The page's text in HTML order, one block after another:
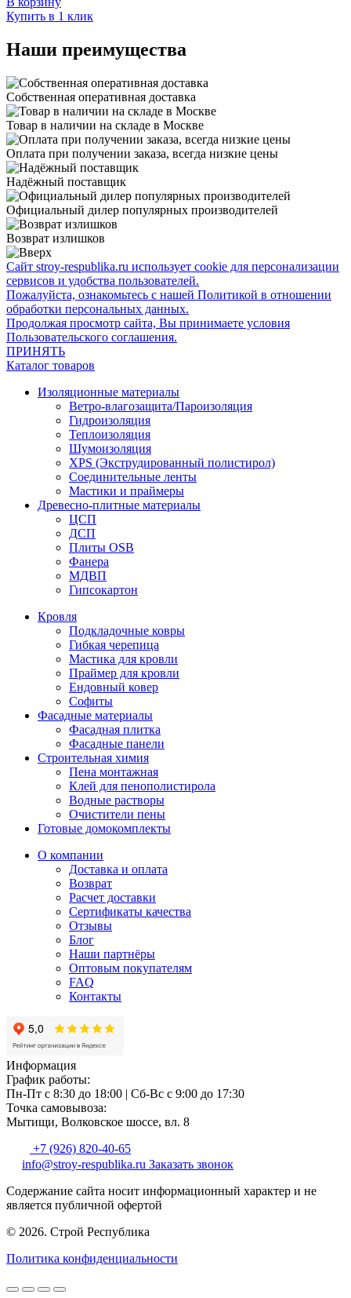
Купить в 1 клик
Наши преимущества
Собственная оперативная доставка
Товар в наличии на складе в Москве
Оплата при получении заказа, всегда низкие цены
Надёжный поставщик
Официальный дилер популярных производителей
Возврат излишков
Сайт stroy-respublika.ru использует cookie для персонализации
сервисов и удобства пользователей.
Пожалуйста, ознакомьтесь с нашей Политикой в отношении
обработки персональных данных.
Продолжая просмотр сайта, Вы принимаете условия
Пользовательского соглашения.
ПРИНЯТЬ
Каталог товаров
Изоляционные материалы
Ветро-влагозащита/Пароизоляция
Гидроизоляция
Теплоизоляция
Шумоизоляция
XPS (Экструдированный полистирол)
Соединительные ленты
Мастики и праймеры
Древесно-плитные материалы
ЦСП
ДСП
Плиты OSB
Фанера
МДВП
Гипсокартон
Кровля
Подкладочные ковры
Гибкая черепица
Мастика для кровли
Праймер для кровли
Ендовный ковер
Софиты
Фасадные материалы
Фасадная плитка
Фасадные панели
Строительная химия
Пена монтажная
Клей для пенополистирола
Водные растворы
Очистители пены
Готовые домокомплекты
О компании
Доставка и оплата
Возврат
Расчет доставки
Сертификаты качества
Отзывы
Блог
Наши партнёры
Оптовым покупателям
FAQ
Контакты
Информация
График работы:
Пн-Пт с 8:30 до 18:00 | Сб-Вс с 9:00 до 17:30
Точка самовывоза:
Мытищи, Волковское шоссе, вл. 8
+7 (926) 820-40-65
info@stroy-respublika.ru Заказать звонок
Содержание сайта носит информационный характер и не
является публичной офертой
© 2026. Строй Республика
Политика конфиденциальности